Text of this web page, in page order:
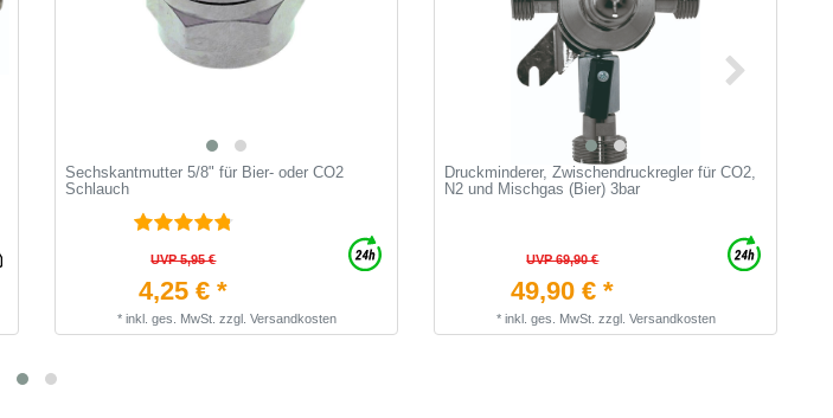
Sechskantmutter 5/8" für Bier- oder CO2
Schlauch
UVP 5,95 €
4,25 € *
* inkl. ges. MwSt. zzgl. Versandkosten
Druckminderer, Zwischendruckregler für CO2,
N2 und Mischgas (Bier) 3bar
UVP 69,90 €
49,90 € *
* inkl. ges. MwSt. zzgl. Versandkosten